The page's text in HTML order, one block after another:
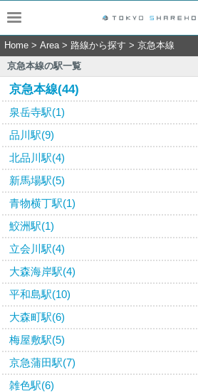
Home > Area> 路線から探す > 京急本線
京急本線の駅一覧
京急本線(44)
泉岳寺駅(1)
品川駅(9)
北品川駅(4)
新馬場駅(5)
青物横丁駅(1)
鮫洲駅(1)
立会川駅(4)
大森海岸駅(4)
平和島駅(10)
大森町駅(6)
梅屋敷駅(5)
京急蒲田駅(7)
雑色駅(6)